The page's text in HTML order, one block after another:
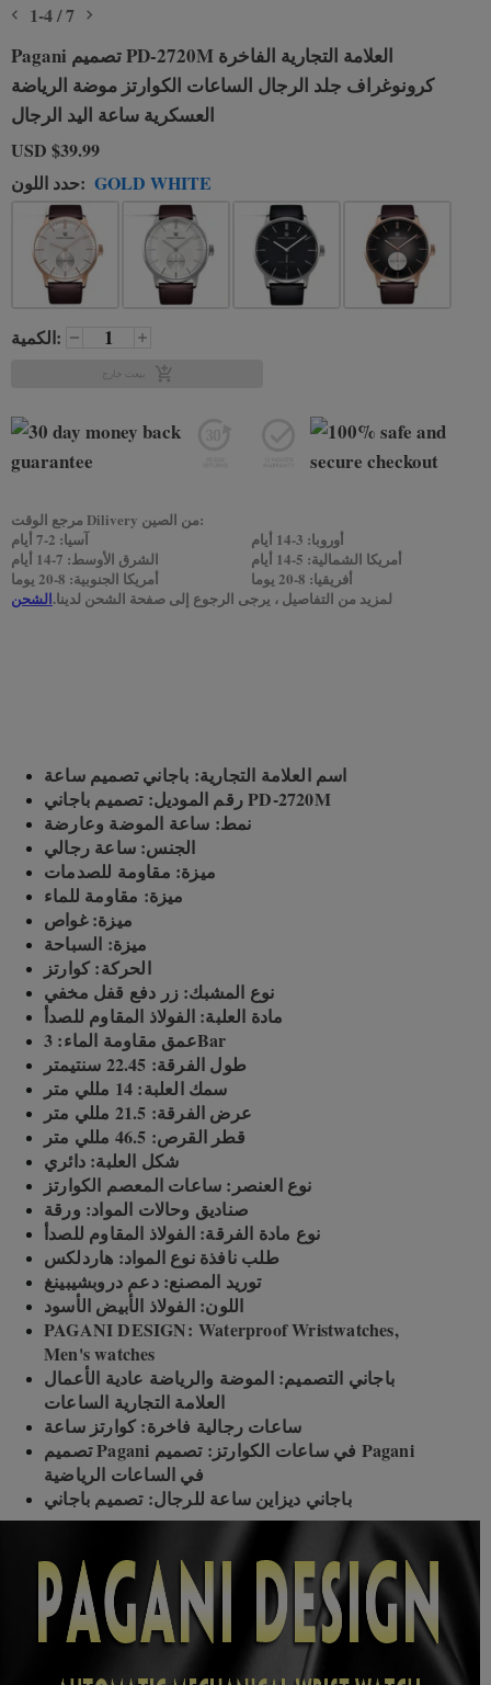
1-4/7
Pagani تصميم PD-2720M العلامة التجارية الفاخرة
كرونوغراف جلد الرجال الساعات الكوارتز موضة الرياضة
العسكرية ساعة اليد الرجال
USD $39.99
حدد اللون: GOLD WHITE
الكمية:
بيعت خارج
مرجع الوقت Dilivery من الصين:
آسيا: 2-7 أيام
أوروبا: 3-14 أيام
الشرق الأوسط: 7-14 أيام
أمريكا الشمالية: 5-14 أيام
أمريكا الجنوبية: 8-20 يوما
أفريقيا: 8-20 يوما
لمزيد من التفاصيل ، يرجى الرجوع إلى صفحة الشحن لدينا.الشحن
اسم العلامة التجارية: باجاني تصميم ساعة
رقم الموديل: تصميم باجاني PD-2720M
نمط: ساعة الموضة وعارضة
الجنس: ساعة رجالي
ميزة: مقاومة للصدمات
ميزة: مقاومة للماء
ميزة: غواص
ميزة: السباحة
الحركة: كوارتز
نوع المشبك: زر دفع قفل مخفي
مادة العلبة: الفولاذ المقاوم للصدأ
عمق مقاومة الماء: 3Bar
طول الفرقة: 22.45 سنتيمتر
سمك العلبة: 14 مللي متر
عرض الفرقة: 21.5 مللي متر
قطر القرص: 46.5 مللي متر
شكل العلبة: دائري
نوع العنصر: ساعات المعصم الكوارتز
صناديق وحالات المواد: ورقة
نوع مادة الفرقة: الفولاذ المقاوم للصدأ
طلب نافذة نوع المواد: هاردلكس
توريد المصنع: دعم دروبشيبينغ
اللون: الفولاذ الأبيض الأسود
PAGANI DESIGN: Waterproof Wristwatches,
Men's watches
باجاني التصميم: الموضة والرياضة عادية الأعمال
العلامة التجارية الساعات
ساعات رجالية فاخرة: كوارتز ساعة
تصميم Pagani في ساعات الكوارتز: تصميم Pagani
في الساعات الرياضية
باجاني ديزاين ساعة للرجال: تصميم باجاني